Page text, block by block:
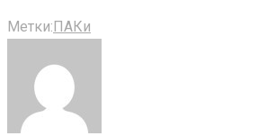
Метки:ПАКи